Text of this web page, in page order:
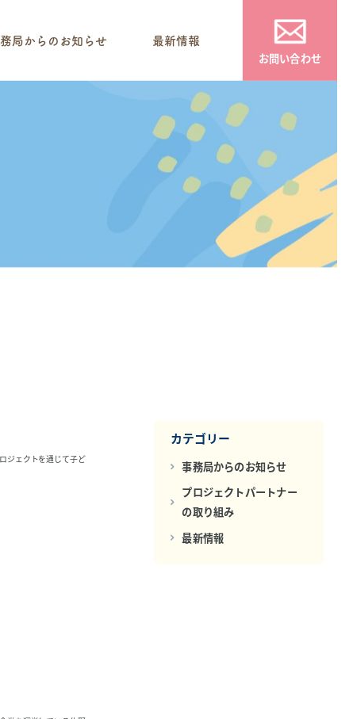
局からのお知らせ 最新情報
お問い合わせ
ジェクトを通じて子ど
カテゴリー
事務局からのお知らせ
プロジェクトパートナー
の取り組み
最新情報